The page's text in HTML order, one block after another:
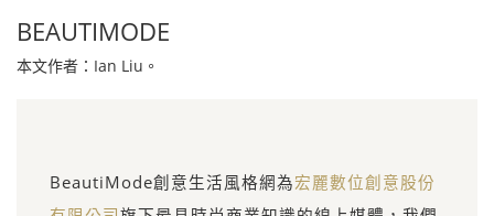
BEAUTIMODE
本文作者：Ian Liu。
BeautiMode創意生活風格網為宏麗數位創意股份